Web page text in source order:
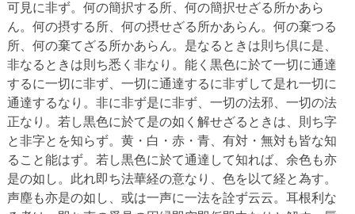
可見に非ず。何の簡択する所、何の簡択せざる所かあら
ん。何の摂する所、何の摂せざる所かあらん。何の棄つる
所、何の棄てざる所かあらん。是なるときは則ち倶に是、
非なるときは則ち悉く非なり。能く黒色に於て一切に通達
するに一切に非ず、一切に通達するに非ずして是れ一切に
通達するなり。非に非ず是に非ず、一切の法邪、一切の法
正なり。若し黒色に於て是の如く解せざるときは、則ち字
と非字とを知らず。黄・白・赤・青、有対・無対も皆な知
ること能はず。若し黒色に於て通達して知れば、余色も亦
是の如し。此れ即ち法華経の意なり、色を以て経と為す。
声塵も亦是の如し、或は一声に一法を詮ず云云。耳根利な